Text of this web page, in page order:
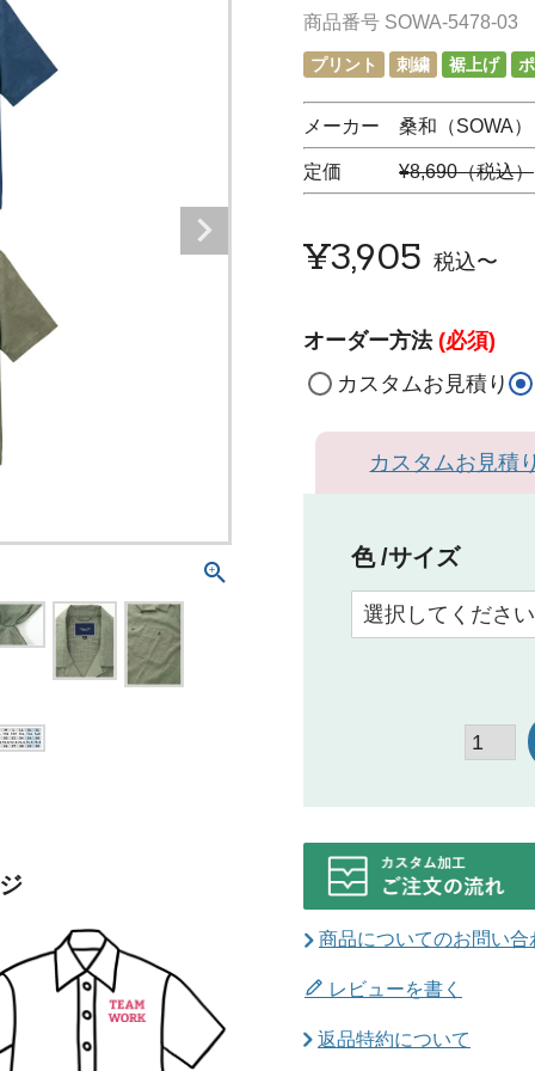
商品番号 SOWA-5478-03
プリント 刺繍 裾上げ
メーカー 桑和（SOWA）
定価 ¥8,690（税込）
¥3,905 税込〜
オーダー方法 (必須)
カスタムお見積り
カスタムお見積
色 サイズ
商品についてのお問い合
レビューを書く
返品特約について